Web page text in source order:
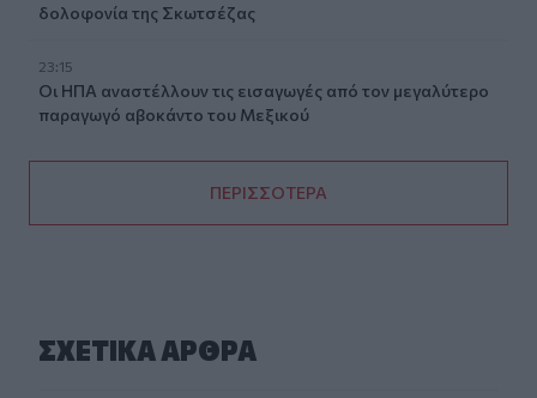
δολοφονία της Σκωτσέζας
23:15
Οι ΗΠΑ αναστέλλουν τις εισαγωγές από τον μεγαλύτερο
παραγωγό αβοκάντο του Μεξικού
ΠΕΡΙΣΣΟΤΕΡΑ
ΣΧΕΤΙΚA AΡΘΡΑ